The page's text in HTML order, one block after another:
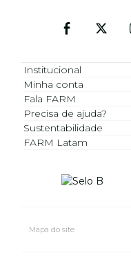
Institucional
Minha conta
Fala FARM
Precisa de ajuda?
Sustentabilidade
FARM Latam
Mapa do site